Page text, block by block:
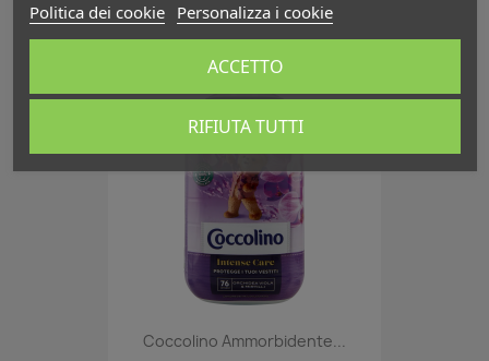
Coccolino Ammorbidente...
Politica dei cookie Personalizza i cookie
RIFIUTA TUTTI
ACCETTO